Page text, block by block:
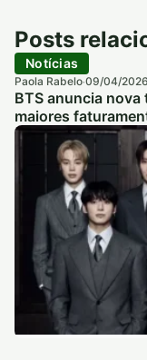
Posts
Notícias
Paola Rabelo·09/04/
BTS anuncia
maiores